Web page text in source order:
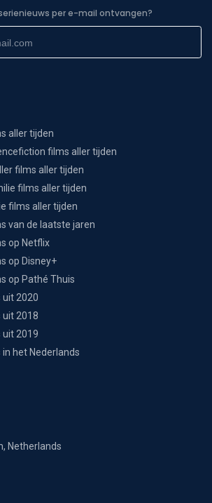
per e-mail ontvangen?
aller tijden
films aller tijden
films aller tijden
films aller tijden
films aller tijden
van de laatste jaren
op Netflix
op Disney+
op Pathé Thuis
uit 2020
uit 2018
uit 2019
het Nederlands
Netherlands